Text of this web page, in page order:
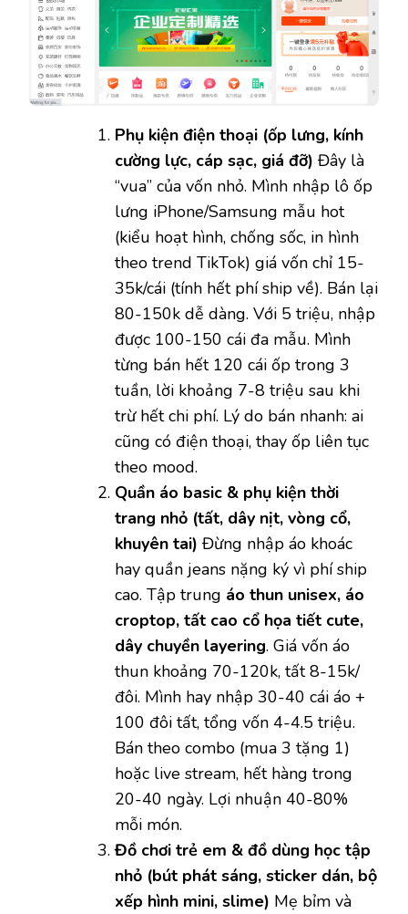
Phụ kiện điện thoại (ốp lưng, kính
cường lực, cáp sạc, giá đỡ) Đây là
“vua” của vốn nhỏ. Mình nhập lô ốp
lưng iPhone/Samsung mẫu hot
(kiểu hoạt hình, chống sốc, in hình
theo trend TikTok) giá vốn chỉ 15-
35k/cái (tính hết phí ship về). Bán lại
80-150k dễ dàng. Với 5 triệu, nhập
được 100-150 cái đa mẫu. Mình
từng bán hết 120 cái ốp trong 3
tuần, lời khoảng 7-8 triệu sau khi
trừ hết chi phí. Lý do bán nhanh: ai
cũng có điện thoại, thay ốp liên tục
theo mood.
Quần áo basic & phụ kiện thời
trang nhỏ (tất, dây nịt, vòng cổ,
khuyên tai) Đừng nhập áo khoác
hay quần jeans nặng ký vì phí ship
cao. Tập trung áo thun unisex, áo
croptop, tất cao cổ họa tiết cute,
dây chuyền layering. Giá vốn áo
thun khoảng 70-120k, tất 8-15k/
đôi. Mình hay nhập 30-40 cái áo +
100 đôi tất, tổng vốn 4-4.5 triệu.
Bán theo combo (mua 3 tặng 1)
hoặc live stream, hết hàng trong
20-40 ngày. Lợi nhuận 40-80%
mỗi món.
Đồ chơi trẻ em & đồ dùng học tập
nhỏ (bút phát sáng, sticker dán, bộ
xếp hình mini, slime) Mẹ bỉm và